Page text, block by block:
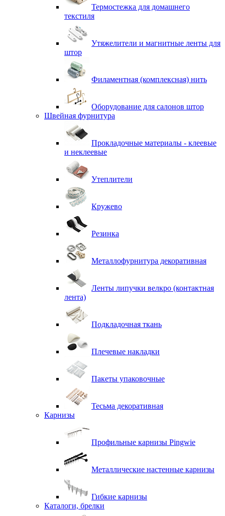
Термостежка для домашнего
текстиля
Утяжелители и магнитные ленты для
штор
Филаментная (комплексная) нить
Оборудование для салонов штор
Швейная фурнитура
Прокладочные материалы - клеевые
и неклеевые
Утеплители
Кружево
Резинка
Металлофурнитура декоративная
Ленты липучки велкро (контактная
лента)
Подкладочная ткань
Плечевые накладки
Пакеты упаковочные
Тесьма декоративная
Карнизы
Профильные карнизы Pingwie
Металлические настенные карнизы
Гибкие карнизы
Каталоги, брелки